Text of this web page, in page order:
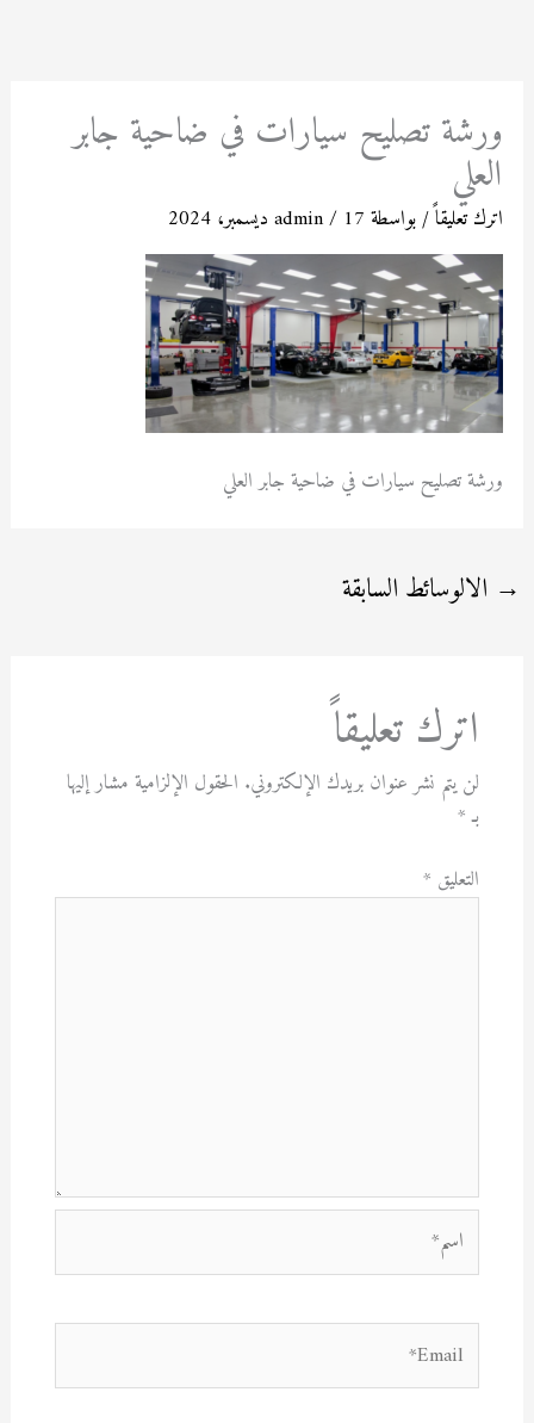
ورشة تصليح سيارات في ضاحية جابر
العلي
اترك تعليقاً/ بواسطة admin/ 17 ديسمبر، 2024
ورشة تصليح سيارات في ضاحية جابر العلي
→ الالوسائط السابقة
اترك تعليقاً
لن يتم نشر عنوان بريدك الإلكتروني. الحقول الإلزامية مشار إليها
بـ*
التعليق *
اسم*